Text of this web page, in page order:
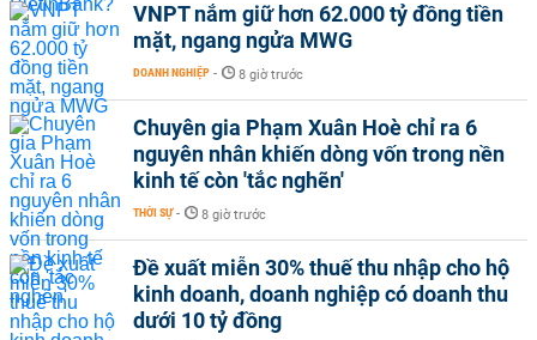
VNPT nắm giữ hơn 62.000 tỷ đồng tiền
mặt, ngang ngửa MWG
DOANH NGHIỆP - 8 giờ trước
Chuyên gia Phạm Xuân Hoè chỉ ra 6
nguyên nhân khiến dòng vốn trong nền
kinh tế còn 'tắc nghẽn'
THỜI SỰ - 8 giờ trước
Đề xuất miễn 30% thuế thu nhập cho hộ
kinh doanh, doanh nghiệp có doanh thu
dưới 10 tỷ đồng